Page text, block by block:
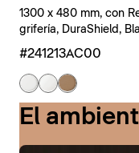
1300 x 480 mm, con
grifería, DuraShield,
#241213AC00
El